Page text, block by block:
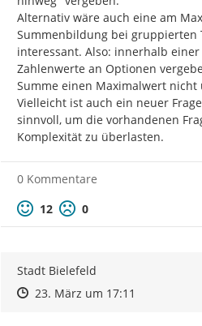
Alternativ wäre auch eine am
Summenbildung bei gruppierten
interessant. Also: innerhalb
Zahlenwerte an Optionen
Summe einen Maximalwert
Vielleicht ist auch ein neuer
sinnvoll, um die vorhandenen
Komplexität zu überlasten.
0 Kommentare
12
0
Stadt Bielefeld
Zeitpunkt des Erstellens
Zeitpunkt des Erstellens
23. März um 17:11